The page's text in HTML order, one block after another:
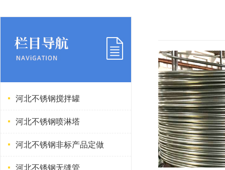
河北不锈钢搅拌罐
河北不锈钢喷淋塔
河北不锈钢非标产品定做
河北不锈钢无缝管